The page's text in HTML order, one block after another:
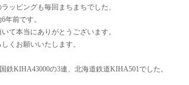
ッピングも毎回まちまちでした、
年前です。
て本当にありがとうございます。
くお願いいたします。
KIHA43000の3連、北海道鉄道KIHA501でした。